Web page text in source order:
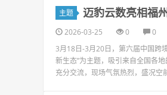
主题 迈豹云数亮相福
2026-03-25 0
0
3月18日-3月20日，第六届中国跨
新生态”为主题，吸引来自全国各
充分交流，现场气氛热烈，盛况空